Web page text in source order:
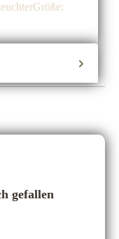
gefallen